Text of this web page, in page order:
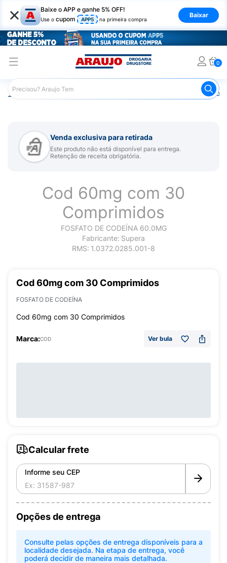
× Baixe o APP e ganhe 5% OFF!
Use o cupom APP5 na primeira compra
Baixar
0
Araujo Medicamentos Remédio
Venda exclusiva para retirada
Este produto não está disponível para entrega.
Retenção de receita obrigatória.
Cod 60mg com 30
Comprimidos
FOSFATO DE CODEÍNA 60.0MG
Fabricante: Supera
RMS: 1.0372.0285.001-8
Cod 60mg com 30 Comprimidos
FOSFATO DE CODEÍNA
Cod 60mg com 30 Comprimidos
Marca:COD Ver bula
Calcular frete
Informe seu CEP
Opções de entrega
Consulte pelas opções de entrega disponíveis para a
localidade desejada. Na etapa de entrega, você
poderá decidir de maneira mais detalhada.